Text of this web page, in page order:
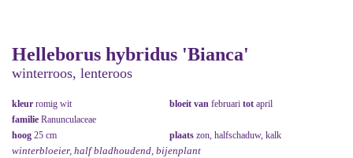
Helleborus hybridus 'Bianca'
winterroos, lenteroos
kleur romig wit bloeit van februari tot april
familie Ranunculaceae
hoog 25 cm plaats zon, halfschaduw, kalk
winterbloeier, half bladhoudend, bijenplant